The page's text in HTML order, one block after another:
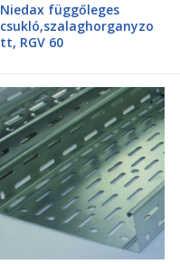
Niedax függőleges
csukló,szalaghorganyzo
tt, RGV 60